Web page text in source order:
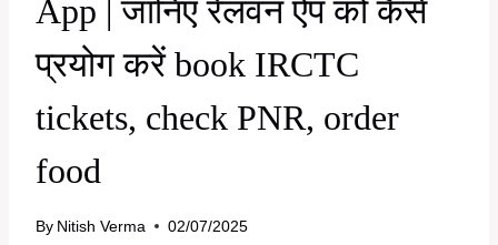
App | जानिए रेलवन ऐप को कैसे
प्रयोग करें book IRCTC
tickets, check PNR, order
food
By Nitish Verma 02/07/2025